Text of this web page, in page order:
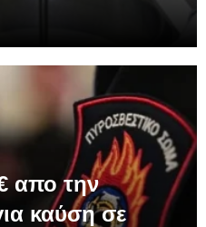
απο την
καύση σε